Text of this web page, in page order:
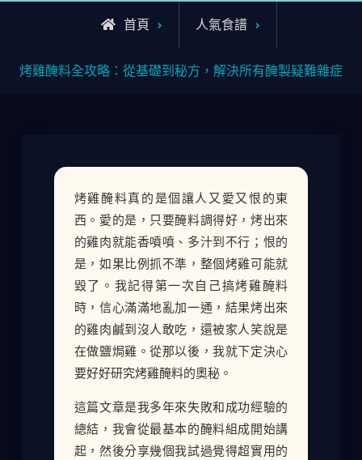
首頁 人氣食譜
烤雞醃料全攻略：從基礎到秘方，解決所有醃製疑難雜症
烤雞醃料真的是個讓人又愛又恨的東
西。愛的是，只要醃料調得好，烤出來
的雞肉就能香噴噴、多汁到不行；恨的
是，如果比例抓不準，整個烤雞可能就
毀了。我記得第一次自己搞烤雞醃料
時，信心滿滿地亂加一通，結果烤出來
的雞肉鹹到沒人敢吃，還被家人笑說是
在做鹽焗雞。從那以後，我就下定決心
要好好研究烤雞醃料的奧秘。
這篇文章是我多年來失敗和成功經驗的
總結，我會從最基本的醃料組成開始講
起，然後分享幾個我試過覺得超實用的